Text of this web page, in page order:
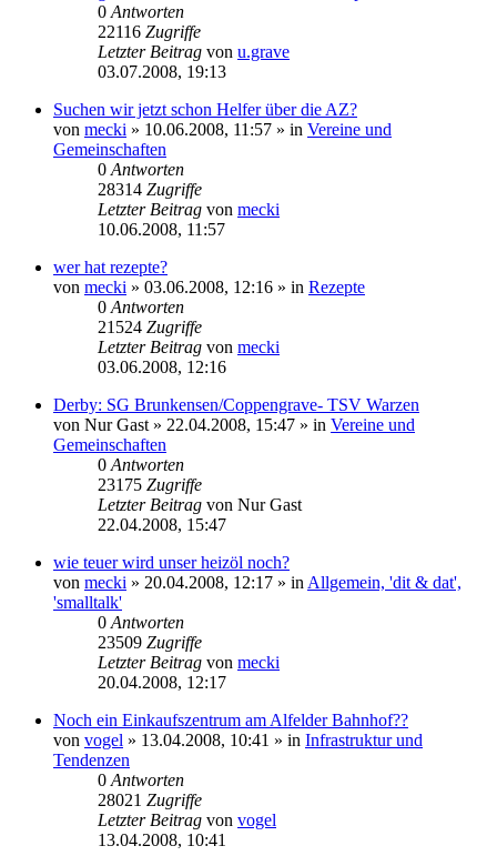
0 Antworten
22116 Zugriffe
Letzter Beitrag von u.grave
03.07.2008, 19:13
Suchen wir jetzt schon Helfer über die AZ?
von mecki » 10.06.2008, 11:57 » in Vereine und
Gemeinschaften
0 Antworten
28314 Zugriffe
Letzter Beitrag von mecki
10.06.2008, 11:57
wer hat rezepte?
von mecki » 03.06.2008, 12:16 » in Rezepte
0 Antworten
21524 Zugriffe
Letzter Beitrag von mecki
03.06.2008, 12:16
Derby: SG Brunkensen/Coppengrave- TSV Warzen
von Nur Gast » 22.04.2008, 15:47 » in Vereine und
Gemeinschaften
0 Antworten
23175 Zugriffe
Letzter Beitrag von Nur Gast
22.04.2008, 15:47
wie teuer wird unser heizöl noch?
von mecki » 20.04.2008, 12:17 » in Allgemein, 'dit & dat',
'smalltalk'
0 Antworten
23509 Zugriffe
Letzter Beitrag von mecki
20.04.2008, 12:17
Noch ein Einkaufszentrum am Alfelder Bahnhof??
von vogel » 13.04.2008, 10:41 » in Infrastruktur und
Tendenzen
0 Antworten
28021 Zugriffe
Letzter Beitrag von vogel
13.04.2008, 10:41